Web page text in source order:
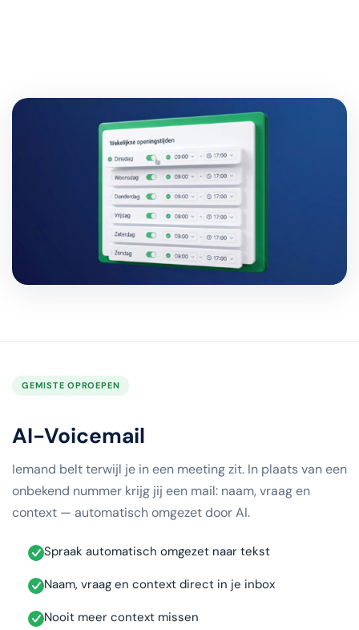
GEMISTE OPROEPEN
AI-Voicemail
Iemand belt terwijl je in een meeting zit. In plaats van een
onbekend nummer krijg jij een mail: naam, vraag en
context — automatisch omgezet door AI.
Spraak automatisch omgezet naar tekst
Naam, vraag en context direct in je inbox
Nooit meer context missen